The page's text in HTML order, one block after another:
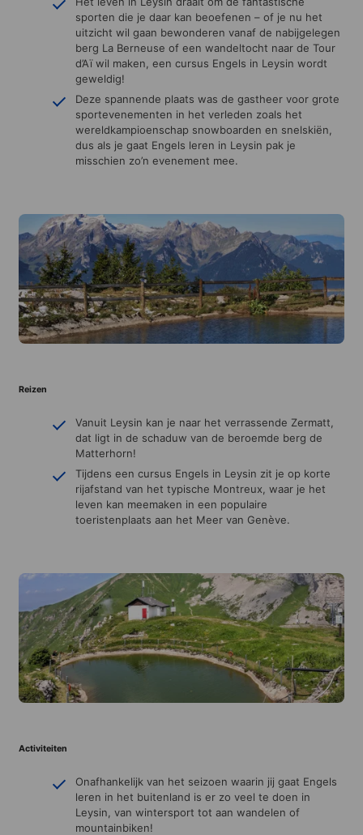
sporten die je daar kan beoefenen – of je nu het
uitzicht wil gaan bewonderen vanaf de nabijgelegen
berg La Berneuse of een wandeltocht naar de Tour
d’Aï wil maken, een cursus Engels in Leysin wordt
geweldig!
Deze spannende plaats was de gastheer voor grote
sportevenementen in het verleden zoals het
wereldkampioenschap snowboarden en snelskiën,
dus als je gaat Engels leren in Leysin pak je
misschien zo’n evenement mee.
Reizen
Vanuit Leysin kan je naar het verrassende Zermatt,
dat ligt in de schaduw van de beroemde berg de
Matterhorn!
Tijdens een cursus Engels in Leysin zit je op korte
rijafstand van het typische Montreux, waar je het
leven kan meemaken in een populaire
toeristenplaats aan het Meer van Genève.
Activiteiten
Onafhankelijk van het seizoen waarin jij gaat Engels
leren in het buitenland is er zo veel te doen in
Leysin, van wintersport tot aan wandelen of
mountainbiken!